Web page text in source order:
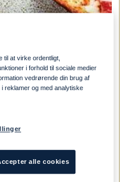
til at virke ordentligt,
i forhold til sociale medier
vedrørende din brug af
reklamer og med analytiske
alle cookies